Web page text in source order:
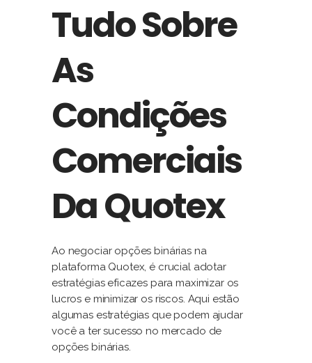
Tudo Sobre
As
Condições
Comerciais
Da Quotex
Ao negociar opções binárias na
plataforma Quotex, é crucial adotar
estratégias eficazes para maximizar os
lucros e minimizar os riscos. Aqui estão
algumas estratégias que podem ajudar
você a ter sucesso no mercado de
opções binárias.